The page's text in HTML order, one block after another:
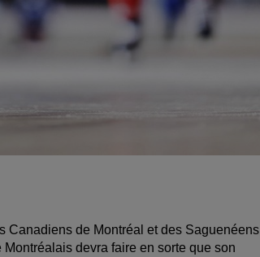
Canadiens de Montréal et des Saguenéens
devra faire en sorte que son